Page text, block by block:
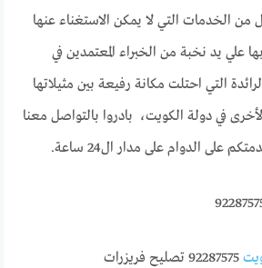
من الخدمات التي لا يمكن الاستغناء عنها
علي يد نخبة من الخبراء المعتمدين في
التي احتلت مكانة رفيعة بين مثيلاتها
في دولة الكويت، بادروا بالتواصل معنا
على الدوام على مدار ال24 ساعة.
92287575 تصليح فريزرات